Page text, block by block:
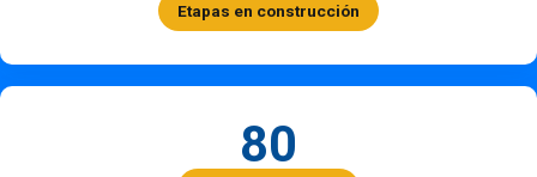
Etapas en construcción
80